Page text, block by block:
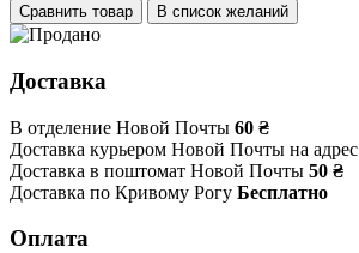
Сравнить товар В список желаний
Доставка
В отделение Новой Почты 60 ₴
Доставка курьером Новой Почты на адрес
Доставка в поштомат Новой Почты 50 ₴
Доставка по Кривому Рогу Бесплатно
Оплата